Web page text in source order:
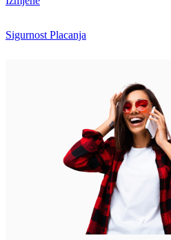
Sigurnost Placanja